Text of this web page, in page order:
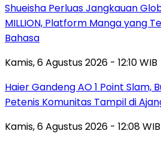
Shueisha Perluas Jangkauan
MILLION, Platform Manga yang
Bahasa
Kamis, 6 Agustus 2026 - 12:10 WIB
Haier Gandeng AO 1 Point Slam,
Petenis Komunitas Tampil di
Kamis, 6 Agustus 2026 - 12:08 WIB